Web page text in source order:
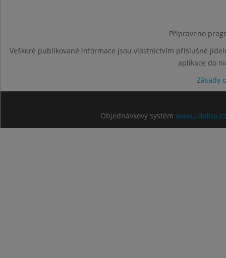
Připraveno
Veškeré publikované informace jsou vlastnictvím příslušné
aplikace do
Zásady
Objednávkový systém www.jidelna.cz